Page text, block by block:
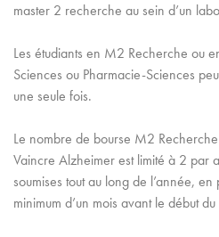
master 2 recherche au sein d’un
Les étudiants en M2 Recherche ou
Sciences ou Pharmacie-Sciences
une seule fois.
Le nombre de bourse M2
Vaincre Alzheimer est limité à 2 par
soumises tout au long de l’année,
minimum d’un mois avant le début